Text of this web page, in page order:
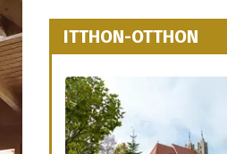
ITTHON-OTTHON